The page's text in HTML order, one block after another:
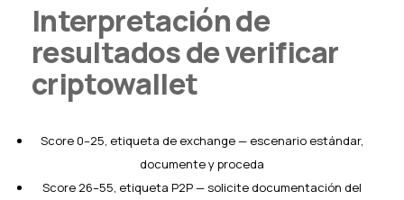
Interpretación de
resultados de verificar
criptowallet
Score 0–25, etiqueta de exchange — escenario estándar,
documente y proceda
Score 26–55, etiqueta P2P — solicite documentación del